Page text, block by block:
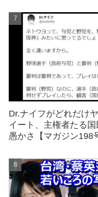
Dr.ナイフがどれだけ
イート、主権者たる
愚かさ【マガジン198